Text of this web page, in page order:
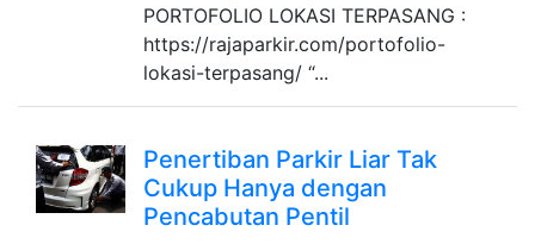
PORTOFOLIO LOKASI TERPASANG :
https://rajaparkir.com/portofolio-
lokasi-terpasang/ “...
Penertiban Parkir Liar Tak
Cukup Hanya dengan
Pencabutan Pentil